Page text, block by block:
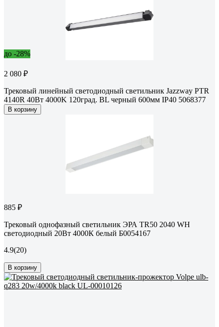
до -28%
2 080 ₽
Трековый линейный светодиодный светильник Jazzway PTR
4140R 40Вт 4000K 120град. BL черный 600мм IP40 5068377
В корзину
885 ₽
Трековый однофазный светильник ЭРА TR50 2040 WH
светодиодный 20Вт 4000К белый Б0054167
4.9(20)
В корзину